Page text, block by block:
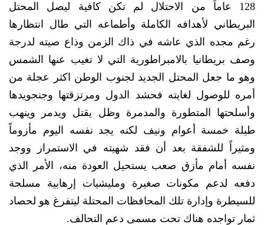
128 عاماً من الاحتلال لم تكن كافية ليصل المحتل
البريطاني لأهدافه الكاملة وأطماعه التي طال انتظارها
رغم مجده الذي عاشه في ذاك الزمن وذاع صيته لدرجة
وصف بريطانيا بالامبراطورية التي لا تغيب عنها الشمس
وهو ما جعل المحتل الجديد لجنوب الوطن اكثر عجلة من
أمره للوصول لغايته فحشد الدول ومرتزقتها وجنجويدها
وأسلحتها المتطورة والمدمرة وظل يقتل ويدمر وينهب
طيلة خمسة أعوام ونيف لكنه يجد نفسه اليوم مأزوماً
ومثيراً للشفقة بعد أن فقد شهيته في الاستمرار ووجد
نفسه أمام مأزق صعب يستحيل العودة منه، الأمر الذي
دفعه لدعم مكونات صغيرة ومليشيات إرهابية مسلحة
للسيطرة وإدارة تلك المحافظات المحتلة ليتفرغ هو لحصاد
ثمار تواجده هناك تحت مسمى دعم التحالف.